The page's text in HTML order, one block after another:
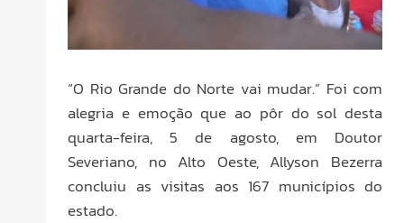
“O Rio Grande do Norte vai mudar.” Foi com
alegria e emoção que ao pôr do sol desta
quarta-feira, 5 de agosto, em Doutor
Severiano, no Alto Oeste, Allyson Bezerra
concluiu as visitas aos 167 municípios do
estado.